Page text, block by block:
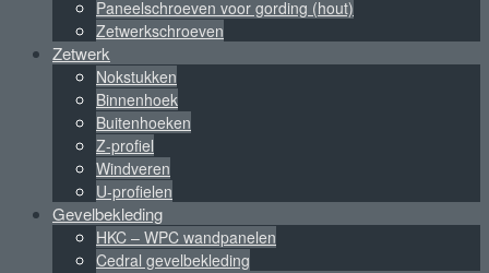
Paneelschroeven voor gording (hout)
Zetwerkschroeven
Zetwerk
Nokstukken
Binnenhoek
Buitenhoeken
Z-profiel
Windveren
U-profielen
Gevelbekleding
HKC – WPC wandpanelen
Cedral gevelbekleding